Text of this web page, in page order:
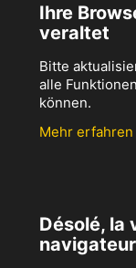
Ihre
veraltet
Bitte
alle
können.
Mehr erfahren
Désolé, la